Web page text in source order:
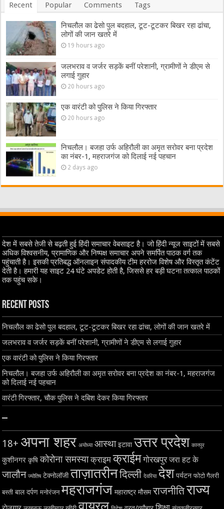
Recent Popular Comments Tags
निचलौल का ढेसो पुल बदहाल, टूट-टूटकर बिखर रहा ढांचा,
लोगों की जान खतरे में
19 hours ago
जलभराव व जर्जर सड़कें बनीं परेशानी, ग्रामीणों ने डीएम से
लगाई गुहार
20 hours ago
एक वारंटी को पुलिस ने किया गिरफ्तार
20 hours ago
निचलौल। बजहा उर्फ अहिरौली का अमृत सरोवर बना प्रदेश
का नंबर-1, महराजगंज को दिलाई नई पहचान
2 days ago
देश में सबसे तेजी से बढ़ती हुई हिंदी समाचार वेबसाइट है। जो हिंदी न्यूज साइटों में सबसे
अधिक विश्वसनीय, प्रामाणिक और निष्पक्ष समाचार अपने समर्पित पाठक वर्ग तक
पहुंचाती है। इसकी प्रतिबद्ध ऑनलाइन संपादकीय टीम हररोज विशेष और विस्तृत कंटेंट
देती है। हमारी यह साइट 24 घंटे अपडेट होती है, जिससे हर बड़ी घटना तत्काल पाठकों
तक पहुंच सके।
Recent Posts
निचलौल का ढेसो पुल बदहाल, टूट-टूटकर बिखर रहा ढांचा, लोगों की जान खतरे में
जलभराव व जर्जर सड़कें बनीं परेशानी, ग्रामीणों ने डीएम से लगाई गुहार
एक वारंटी को पुलिस ने किया गिरफ्तार
निचलौल। बजहा उर्फ अहिरौली का अमृत सरोवर बना प्रदेश का नंबर-1, महराजगंज
को दिलाई नई पहचान
वारंटी गिरफ्तार, चौक पुलिस ने दबिश देकर किया गिरफ्तार
–
18+ अपना शहर अयोध्या आस्था इटावा उत्तर प्रदेश कानपुर
कुशीनगर कृषि कोरोना समस्या क्राइम क्राईम गोरखपुर जरा हट के
जालौन ज्योतिष टेक्नोलॉजी ताज़ातरीनदिल्ली देवरिया देश पर्यटन फोटो गैलरी
बस्ती बाल दर्पण मनोरंजन महराजगंज महाराष्ट्र मौसम राजनीतिराज्य